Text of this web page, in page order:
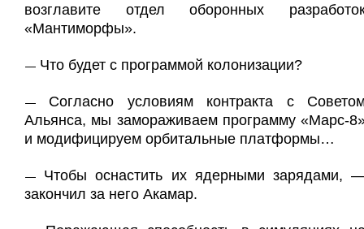
возглавите отдел оборонных
«Мантиморфы».
— Что будет с программой колонизации?
— Согласно условиям контракта с
Альянса, мы замораживаем программу «Марс-
и модифицируем орбитальные платформы…
— Чтобы оснастить их ядерными зарядами,
закончил за него Акамар.